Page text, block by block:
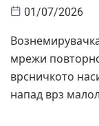
01/07/2026
мрежи
врсничкото
напад врз